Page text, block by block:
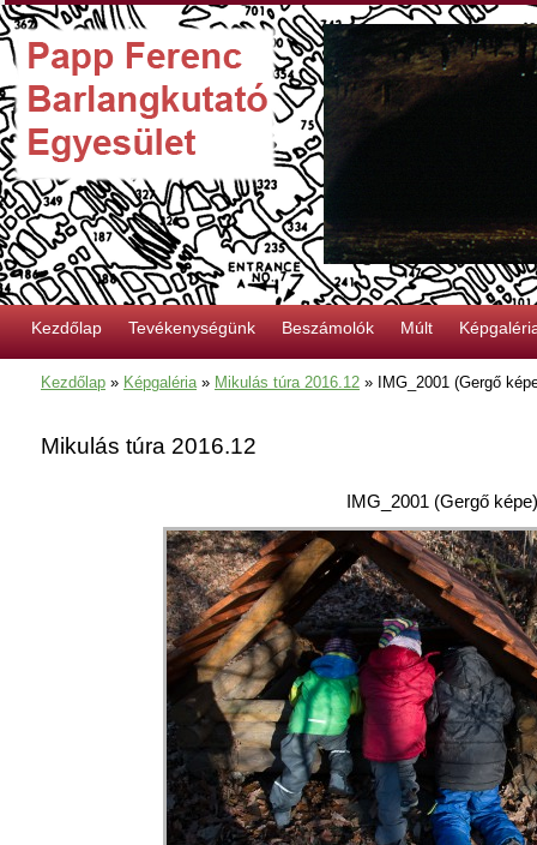
Kezdőlap Tevékenységünk Beszámolók Múlt
Kezdőlap » Képgaléria» Mikulás túra 2016.12 » IMG_2001 (Gergő
Mikulás túra 2016.12
IMG_2001 (Gergő képe)